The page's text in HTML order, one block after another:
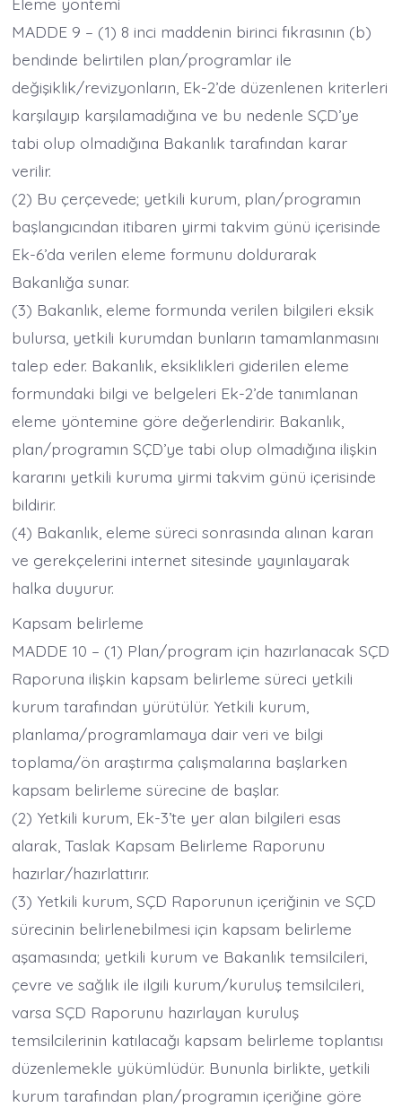
MADDE 9 – (1) 8 inci maddenin birinci fıkrasının (b)
bendinde belirtilen plan/programlar ile
değişiklik/revizyonların, Ek-2’de düzenlenen kriterleri
karşılayıp karşılamadığına ve bu nedenle SÇD’ye
tabi olup olmadığına Bakanlık tarafından karar
verilir.
(2) Bu çerçevede; yetkili kurum, plan/programın
başlangıcından itibaren yirmi takvim günü içerisinde
Ek-6’da verilen eleme formunu doldurarak
Bakanlığa sunar.
(3) Bakanlık, eleme formunda verilen bilgileri eksik
bulursa, yetkili kurumdan bunların tamamlanmasını
talep eder. Bakanlık, eksiklikleri giderilen eleme
formundaki bilgi ve belgeleri Ek-2’de tanımlanan
eleme yöntemine göre değerlendirir. Bakanlık,
plan/programın SÇD’ye tabi olup olmadığına ilişkin
kararını yetkili kuruma yirmi takvim günü içerisinde
bildirir.
(4) Bakanlık, eleme süreci sonrasında alınan kararı
ve gerekçelerini internet sitesinde yayınlayarak
halka duyurur.
Kapsam belirleme
MADDE 10 – (1) Plan/program için hazırlanacak SÇD
Raporuna ilişkin kapsam belirleme süreci yetkili
kurum tarafından yürütülür. Yetkili kurum,
planlama/programlamaya dair veri ve bilgi
toplama/ön araştırma çalışmalarına başlarken
kapsam belirleme sürecine de başlar.
(2) Yetkili kurum, Ek-3’te yer alan bilgileri esas
alarak, Taslak Kapsam Belirleme Raporunu
hazırlar/hazırlattırır.
(3) Yetkili kurum, SÇD Raporunun içeriğinin ve SÇD
sürecinin belirlenebilmesi için kapsam belirleme
aşamasında; yetkili kurum ve Bakanlık temsilcileri,
çevre ve sağlık ile ilgili kurum/kuruluş temsilcileri,
varsa SÇD Raporunu hazırlayan kuruluş
temsilcilerinin katılacağı kapsam belirleme toplantısı
düzenlemekle yükümlüdür. Bununla birlikte, yetkili
kurum tarafından plan/programın içeriğine göre